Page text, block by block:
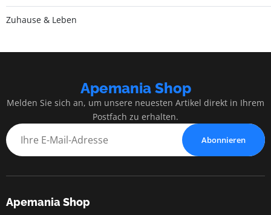
Zuhause & Leben
Apemania Shop
Melden Sie sich an, um unsere neuesten Artikel direkt in Ihrem
Postfach zu erhalten.
Abonnieren
Apemania Shop